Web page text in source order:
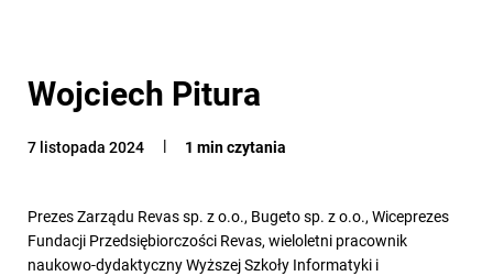
Wojciech Pitura
7 listopada 2024 1 min czytania
Prezes Zarządu Revas sp. z o.o., Bugeto sp. z o.o., Wiceprezes
Fundacji Przedsiębiorczości Revas, wieloletni pracownik
naukowo-dydaktyczny Wyższej Szkoły Informatyki i